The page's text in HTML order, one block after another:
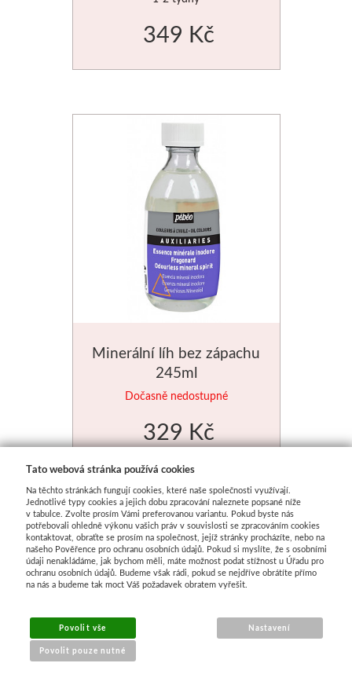
349 Kč
Minerální líh bez zápachu
245ml
Dočasně nedostupné
329 Kč
Tato webová stránka používá cookies
Na těchto stránkách fungují cookies, které naše společnosti využívají.
Jednotlivé typy cookies a jejich dobu zpracování naleznete popsané níže
v tabulce. Zvolte prosím Vámi preferovanou variantu. Pokud byste nás
potřebovali ohledně výkonu vašich práv v souvislosti se zpracováním cookies
kontaktovat, obraťte se prosím na společnost, jejíž stránky procházíte, nebo na
našeho Pověřence pro ochranu osobních údajů. Pokud si myslíte, že s osobními
údaji nenakládáme, jak bychom měli, máte možnost podat stížnost u Úřadu pro
ochranu osobních údajů. Budeme však rádi, pokud se nejdříve obrátíte přímo
na nás a budeme tak moct Váš požadavek obratem vyřešit.
Povolit vše
Povolit pouze nutné
Nastavení